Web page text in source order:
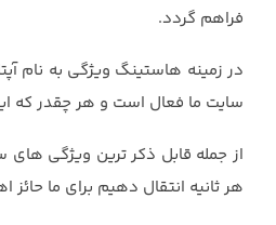
فراهم گردد.
در زمینه هاستینگ ویژگی به نام
سایت ما فعال است و هر چقدر که این عدد به 100 نزدیک باشد برای ما بهتر است و جزو ویژگی های
از جمله قابل ذکر ترین ویژگی های
هر ثانیه انتقال دهیم برای ما